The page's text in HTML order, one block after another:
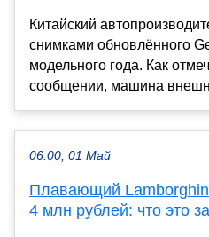
Китайский
снимками обновлённого
модельного года. Как
сообщении, машина
06:00, 01 Май
Плавающий
4 млн рублей: что это